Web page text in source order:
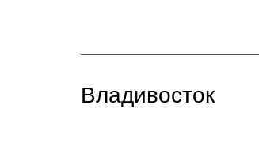
Владивосток